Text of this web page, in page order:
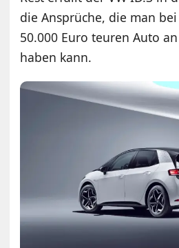
die Ansprüche, die man
50.000 Euro teuren Auto
haben kann.